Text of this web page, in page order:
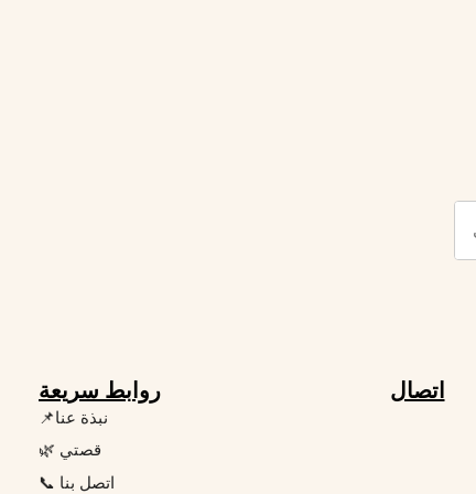
روابط سريعة
📌نبذة عنا
🌿 قصتي
📞 اتصل بنا
اتصال